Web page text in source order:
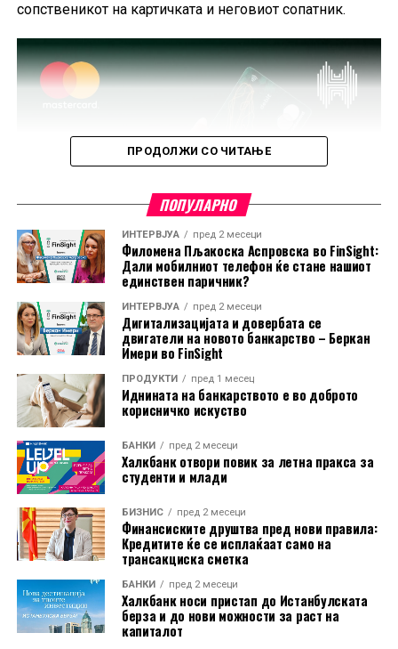
сопственикот на картичката и неговиот сопатник.
Во пакетот е вклучена и асистенција на пат за Европа
преку Халк Осигурување.
Дополнително, корисниците имаат бесплатно
електронско и мобилно банкарство, бесплатно СМС
информирање, како и можност за повлекување
готовина без надомест од сите банкомати во земјата.
ПРОДОЛЖИ СО ЧИТАЊЕ
ПОПУЛАРНО
ИНТЕРВЈУА пред 2 месеци
Филомена Пљакоска Аспровска во FinSight:
Дали мобилниот телефон ќе стане нашиот
единствен паричник?
ИНТЕРВЈУА пред 2 месеци
Дигитализацијата и довербата се
двигатели на новото банкарство – Беркан
Имери во FinSight
ПРОДУКТИ пред 1 месец
Иднината на банкарството е во доброто
корисничко искуство
БАНКИ пред 2 месеци
Халкбанк отвори повик за летна пракса за
студенти и млади
БИЗНИС пред 2 месеци
Финансиските друштва пред нови правила:
Кредитите ќе се исплаќаат само на
трансакциска сметка
БАНКИ пред 2 месеци
Халкбанк носи пристап до Истанбулската
берза и до нови можности за раст на
капиталот